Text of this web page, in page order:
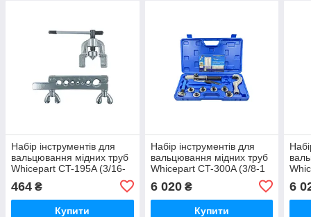
Набір інструментів для
вальцювання мідних труб
Whicepart CT-195A (3/16-
464 ₴
Купити
Набір інструментів для
вальцювання мідних труб
Whicepart CT-300A (3/8-1
6 020₴
Купити
6